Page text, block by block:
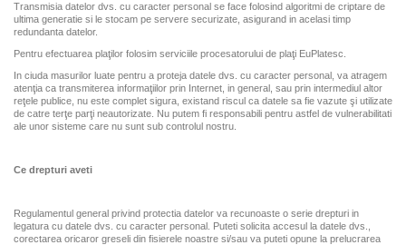
Transmisia datelor dvs. cu caracter personal se face folosind algoritmi de criptare de
ultima generatie si le stocam pe servere securizate, asigurand in acelasi timp
redundanta datelor.
Pentru efectuarea plaţilor folosim serviciile procesatorului de plaţi EuPlatesc.
In ciuda masurilor luate pentru a proteja datele dvs. cu caracter personal, va atragem
atenţia ca transmiterea informaţiilor prin Internet, in general, sau prin intermediul altor
reţele publice, nu este complet sigura, existand riscul ca datele sa fie vazute şi utilizate
de catre terţe parţi neautorizate. Nu putem fi responsabili pentru astfel de vulnerabilitati
ale unor sisteme care nu sunt sub controlul nostru.
Ce drepturi aveti
Regulamentul general privind protectia datelor va recunoaste o serie drepturi in
legatura cu datele dvs. cu caracter personal. Puteti solicita accesul la datele dvs.,
corectarea oricaror greseli din fisierele noastre si/sau va puteti opune la prelucrarea